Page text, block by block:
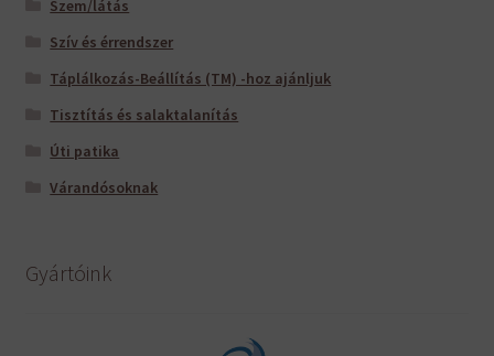
Szem/látás
Szív és érrendszer
Táplálkozás-Beállítás (TM) -hoz ajánljuk
Tisztítás és salaktalanítás
Úti patika
Várandósoknak
Gyártóink